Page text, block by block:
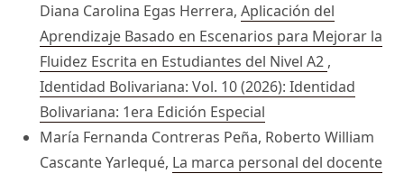
Diana Carolina Egas Herrera, Aplicación del
Aprendizaje Basado en Escenarios para Mejorar la
Fluidez Escrita en Estudiantes del Nivel A2 ,
Identidad Bolivariana: Vol. 10 (2026): Identidad
Bolivariana: 1era Edición Especial
María Fernanda Contreras Peña, Roberto William
Cascante Yarlequé, La marca personal del docente